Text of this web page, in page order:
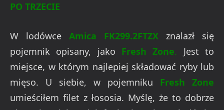
PO TRZECIE
W lodówce Amica FK299.2FTZX znalazł się
pojemnik opisany, jako Fresh Zone. Jest to
miejsce, w którym najlepiej składować ryby lub
mięso. U siebie, w pojemniku Fresh Zone
umieściłem filet z łososia. Myślę, że to dobrze